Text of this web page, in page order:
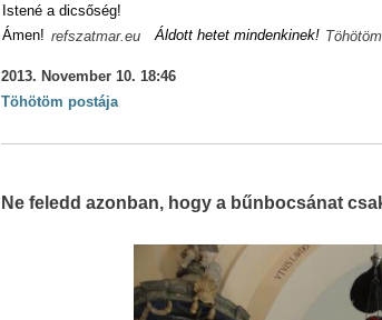
Istené a dicsőség!
Ámen! refszatmar.eu Áldott hetet mindenkinek! Töhötöm
2013. November 10. 18:46
Töhötöm postája
Ne feledd azonban, hogy a bűnbocsánat